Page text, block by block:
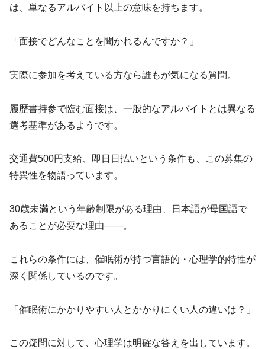
は、単なるアルバイト以上の意味を持ちます。
「面接でどんなことを聞かれるんですか？」
実際に参加を考えている方なら誰もが気になる質問。
履歴書持参で臨む面接は、一般的なアルバイトとは異なる
選考基準があるようです。
交通費500円支給、即日日払いという条件も、この募集の
特異性を物語っています。
30歳未満という年齢制限がある理由、日本語が母国語で
あることが必要な理由――。
これらの条件には、催眠術が持つ言語的・心理学的特性が
深く関係しているのです。
「催眠術にかかりやすい人とかかりにくい人の違いは？」
この疑問に対して、心理学は明確な答えを出しています。